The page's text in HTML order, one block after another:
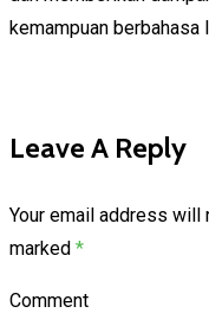
kemampuan
Leave A Reply
Your email address will
marked *
Comment